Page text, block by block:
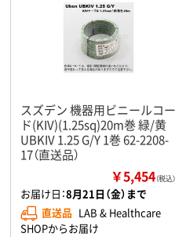
スズデン 機器用ビニールコー
ド(KIV)(1.25sq)20m巻 緑/黄
UBKIV 1.25 G/Y 1巻 62-2208-
17（直送品）
￥5,454（税込）
お届け日：8月21日（金）まで
直送品 LAB & Healthcare
SHOPからお届け